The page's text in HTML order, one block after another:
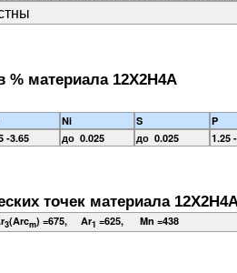
% материала 12Х2Н4А
Ni S
P
-3.65 до 0.025 до 0.025 1.25
точек материала
3(Arcm) =675, Ar1 =625, Mn =438